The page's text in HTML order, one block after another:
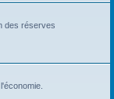
des réserves